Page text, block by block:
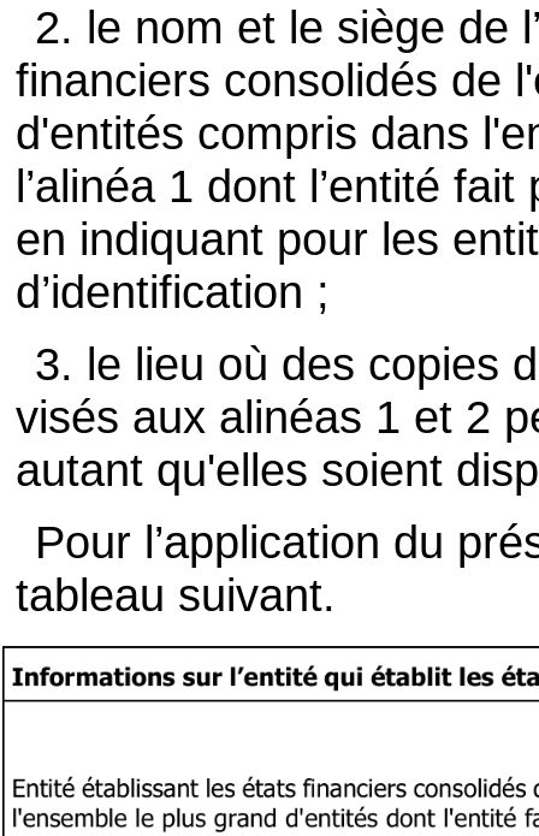
2. le nom et le siège de
financiers consolidés de
d'entités compris dans
l’alinéa 1 dont l’entité
en indiquant pour les
d’identification ;
3. le lieu où des copies
visés aux alinéas 1 et 2
autant qu'elles soient
Pour l’application du
tableau suivant.